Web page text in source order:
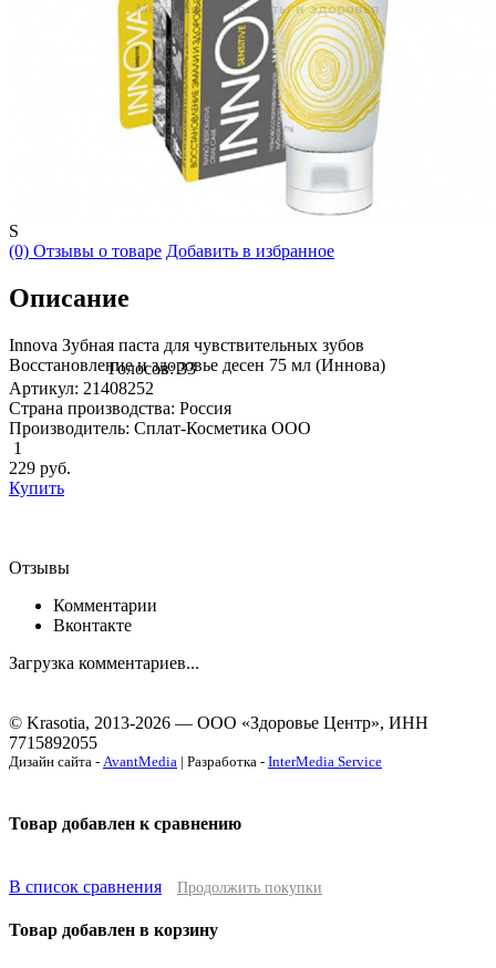
S
(0) Отзывы о товаре Добавить в избранное
Описание
Innova Зубная паста для чувствительных зубов
Восстановление и здоровье десен 75 мл (Иннова)
Голосов: 33
Артикул: 21408252
Страна производства: Россия
Производитель: Сплат-Косметика ООО
1
229 руб.
Купить
Отзывы
Комментарии
Вконтакте
Загрузка комментариев...
© Krasotia, 2013-2026 — ООО «Здоровье Центр», ИНН
7715892055
Дизайн сайта - AvantMedia | Разработка - InterMedia Service
Товар добавлен к сравнению
В список сравнения Продолжить покупки
Товар добавлен в корзину